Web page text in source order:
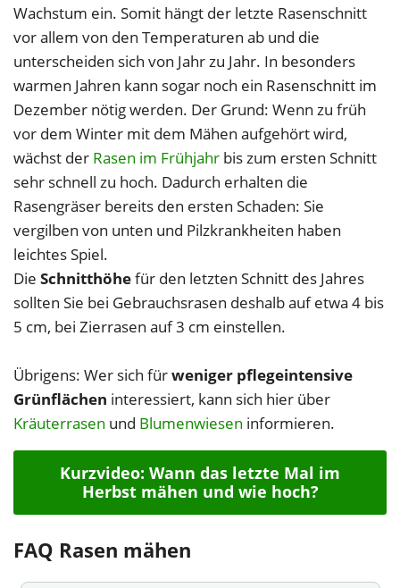
Wachstum ein. Somit hängt der letzte Rasenschnitt
vor allem von den Temperaturen ab und die
unterscheiden sich von Jahr zu Jahr. In besonders
warmen Jahren kann sogar noch ein Rasenschnitt im
Dezember nötig werden. Der Grund: Wenn zu früh
vor dem Winter mit dem Mähen aufgehört wird,
wächst der Rasen im Frühjahr bis zum ersten Schnitt
sehr schnell zu hoch. Dadurch erhalten die
Rasengräser bereits den ersten Schaden: Sie
vergilben von unten und Pilzkrankheiten haben
leichtes Spiel.
Die Schnitthöhefür den letzten Schnitt des Jahres
sollten Sie bei Gebrauchsrasen deshalb auf etwa 4 bis
5 cm, bei Zierrasen auf 3 cm einstellen.
Übrigens: Wer sich fürweniger pflegeintensive
Grünflächen interessiert, kann sich hier über
Kräuterrasen und Blumenwiesen informieren.
Kurzvideo: Wann das letzte Mal im
Herbst mähen und wie hoch?
FAQ Rasen mähen